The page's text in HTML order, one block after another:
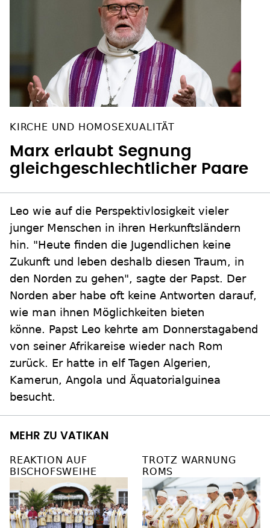
KIRCHE UND HOMOSEXUALITÄT
Marx erlaubt Segnung
gleichgeschlechtlicher Paare
Leo wie auf die Perspektivlosigkeit vieler
junger Menschen in ihren Herkunftsländern
hin. "Heute finden die Jugendlichen keine
Zukunft und leben deshalb diesen Traum, in
den Norden zu gehen", sagte der Papst. Der
Norden aber habe oft keine Antworten darauf,
wie man ihnen Möglichkeiten bieten
könne. Papst Leo kehrte am Donnerstagabend
von seiner Afrikareise wieder nach Rom
zurück. Er hatte in elf Tagen Algerien,
Kamerun, Angola und Äquatorialguinea
besucht.
MEHR ZU VATIKAN
REAKTION AUF
BISCHOFSWEIHE
TROTZ WARNUNG
ROMS